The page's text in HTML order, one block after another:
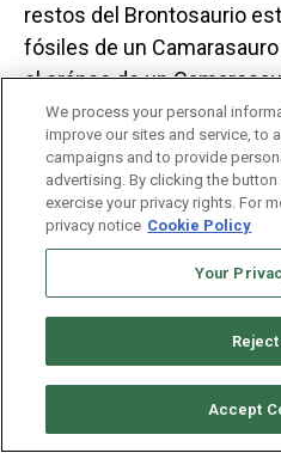
restos del Brontosaurio
fósiles de un
el cráneo de un
Brontosaurio”.
We process your personal
improve our sites and service, to
campaigns and to provide
advertising. By clicking the button
exercise your privacy rights. For
privacy notice Cookie Policy
Your
Reject
Accept